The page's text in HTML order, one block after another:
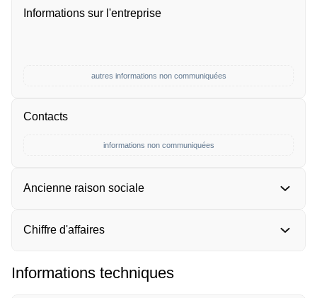
Informations sur l'entreprise
autres informations non communiquées
Contacts
informations non communiquées
Ancienne raison sociale
Chiffre d'affaires
Informations techniques